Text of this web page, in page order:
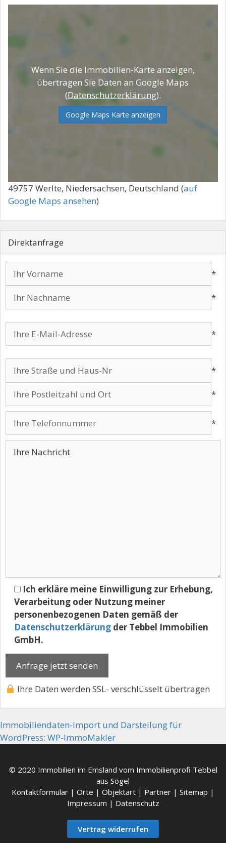
Wenn Sie die Immobilien-Karte anzeigen,
übertragen Sie Daten an Google Maps
(Datenschutzerklärung).
Google Maps Karte anzeigen
49757 Werlte, Niedersachsen, Deutschland (auf
Google Maps ansehen)
Direktanfrage
*
*
Bitte lasse dieses Feld leer.
Bitte lasse dieses Feld leer.
*
Bitte lasse dieses Feld leer.
*
*
*
Ich erkläre meine Einwilligung zur Erhebung,
Verarbeitung oder Nutzung meiner
personenbezogenen Daten gemäß der
Datenschutzerklärung der Tebbel Immobilien
GmbH.
Ihre Daten werden SSL- verschlüsselt übertragen
Immobiliendaten-Import und Darstellung für
WordPress: WP-ImmoMakler
© 2020 Immobilien im Emsland vom Immobilienprofi Tebbel
aus Sögel
Kontaktformular | Orte | Objektart | Partner | Sitemap |
Impressum | Datenschutz
Vertrag widerrufen